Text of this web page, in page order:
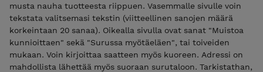
musta nauha tuotteesta riippuen. Vasemmalle sivulle voin
tekstata valitsemasi tekstin (viitteellinen sanojen määrä
korkeintaan 20 sanaa). Oikealla sivulla ovat sanat "Muistoa
kunnioittaen" sekä "Surussa myötäeläen", tai toiveiden
mukaan. Voin kirjoittaa saatteen myös kuoreen. Adressi on
mahdollista lähettää myös suoraan surutaloon. Tarkistathan,